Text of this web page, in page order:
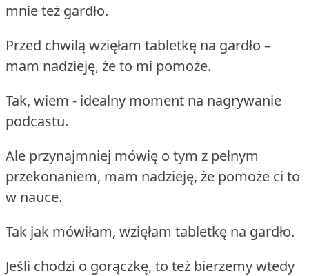
mnie też gardło.
Przed chwilą wzięłam tabletkę na gardło –
mam nadzieję, że to mi pomoże.
Tak, wiem - idealny moment na nagrywanie
podcastu.
Ale przynajmniej mówię o tym z pełnym
przekonaniem, mam nadzieję, że pomoże ci to
w nauce.
Tak jak mówiłam, wzięłam tabletkę na gardło.
Jeśli chodzi o gorączkę, to też bierzemy wtedy